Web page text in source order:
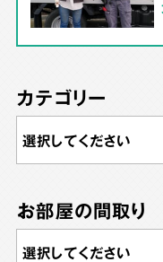
カテゴリー
お部屋の間取り